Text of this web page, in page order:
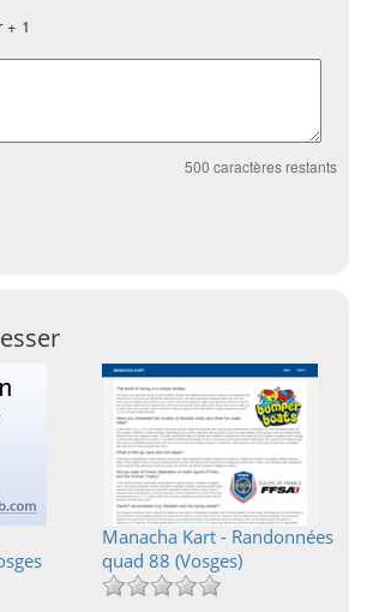
+ 1
500 caractères restants
Manacha Kart - Randonnées
quad 88 (Vosges)